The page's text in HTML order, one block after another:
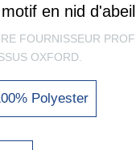
en nid
FOURNISSEUR
OXFORD.
Polyester